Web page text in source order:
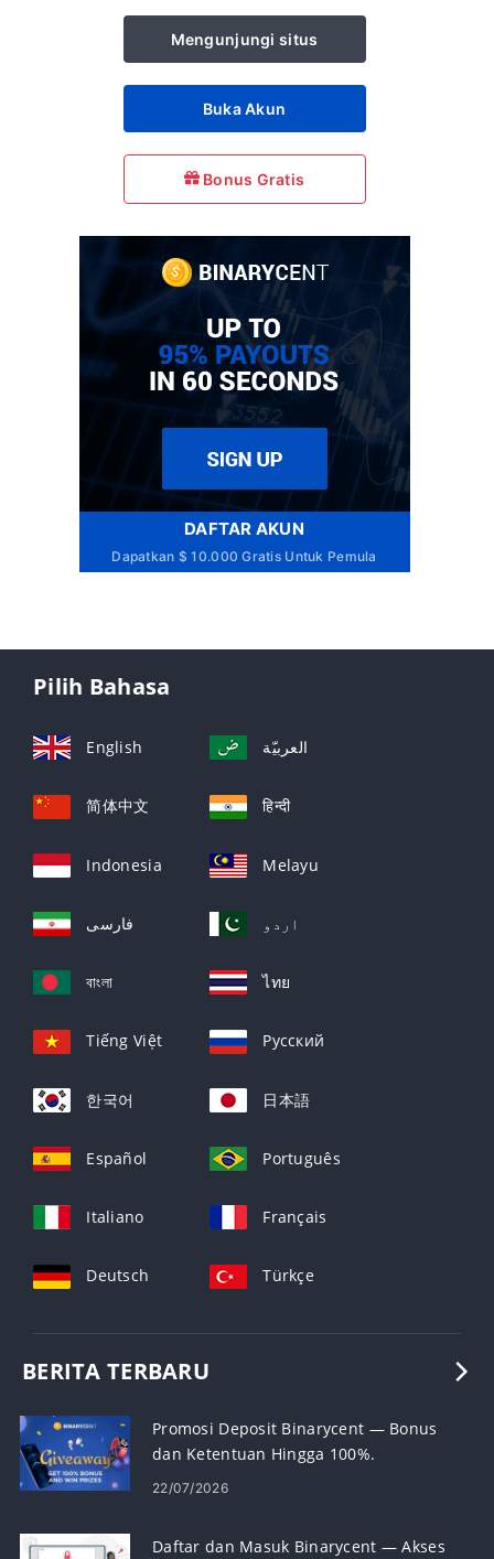
Mengunjungi situs
Buka Akun
Bonus Gratis
DAFTAR AKUN
Dapatkan $ 10.000 Gratis Untuk Pemula
Pilih Bahasa
English العربيّة
简体中文 हिन्दी
Indonesia Melayu
فارسی اردو
বাংলা ไทย
Tiếng Việt Русский
한국어 日本語
Español Português
Italiano Français
Deutsch Türkçe
BERITA TERBARU
Promosi Deposit Binarycent — Bonus
dan Ketentuan Hingga 100%.
22/07/2026
Daftar dan Masuk Binarycent — Akses